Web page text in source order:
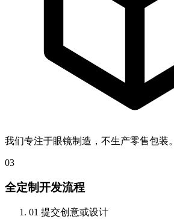
我们专注于眼镜制造，不生产零售包装。
03
全定制开发流程
01 提交创意或设计